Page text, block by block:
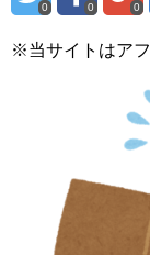
0 0 0
※当サイトはア